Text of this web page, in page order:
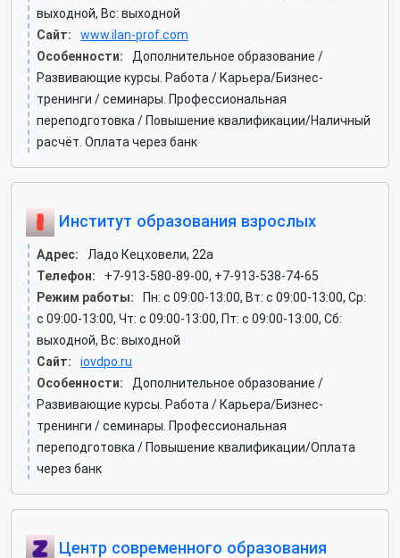
выходной, Вс: выходной
Сайт:
www.ilan-prof.com
Особенности:
Дополнительное образование /
Развивающие курсы. Работа / Карьера/Бизнес-
тренинги / семинары. Профессиональная
переподготовка / Повышение квалификации/Наличный
расчёт. Оплата через банк
Институт образования взрослых
Адрес:
Ладо Кецховели, 22а
Телефон:
+7-913-580-89-00, +7-913-538-74-65
Режим работы:
Пн: c 09:00-13:00, Вт: c 09:00-13:00, Ср:
c 09:00-13:00, Чт: c 09:00-13:00, Пт: c 09:00-13:00, Сб:
выходной, Вс: выходной
Сайт:
iovdpo.ru
Особенности:
Дополнительное образование /
Развивающие курсы. Работа / Карьера/Бизнес-
тренинги / семинары. Профессиональная
переподготовка / Повышение квалификации/Оплата
через банк
Центр современного образования